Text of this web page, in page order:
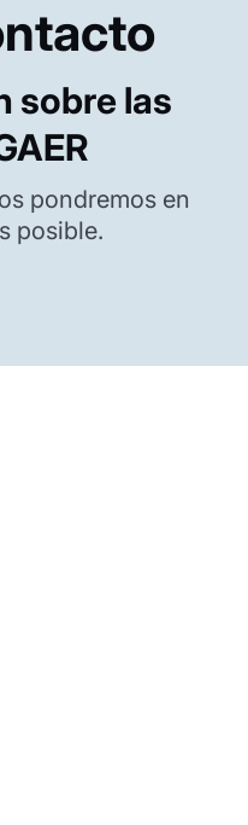
sobre las
pondremos en
posible.